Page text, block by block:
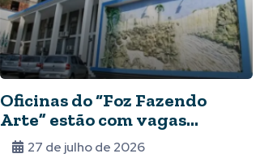
Oficinas do “Foz Fazendo
Arte” estão com vagas
abertas
27 de julho de 2026